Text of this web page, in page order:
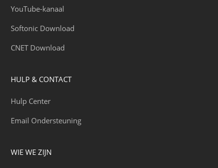
YouTube-kanaal
Softonic Download
CNET Download
HULP & CONTACT
Hulp Center
Email Ondersteuning
WIE WE ZIJN